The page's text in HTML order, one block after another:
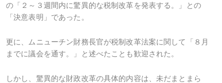
の「２～３週間内に驚異的な税制改革を発表する。」との
「決意表明」であった。
更に、ムニューチン財務長官が税制改革法案に関して「８月
までに議会を通す。」と述べたことも歓迎された。
しかし、驚異的な財政改革の具体的内容は、未だまとまら